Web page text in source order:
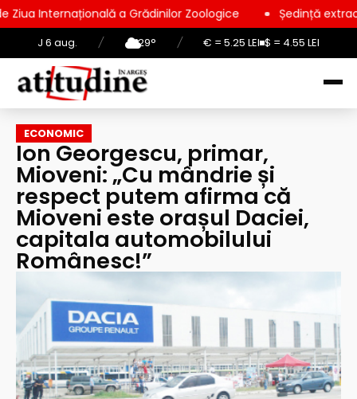
J 6 aug. / 29° / € = 5.25 LEI $ = 4.55 LEI
a Grădinilor Zoologice Ședință extraordinară la
ECONOMIC
Ion Georgescu, primar,
Mioveni: „Cu mândrie și
respect putem afirma că
Mioveni este orașul Daciei,
capitala automobilului
Românesc!”